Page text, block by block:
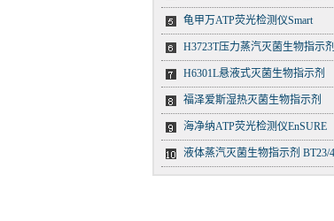
龟甲万ATP荧光检测仪Smart
H3723T压力蒸汽灭菌生物指示剂
H6301L悬液式灭菌生物指示剂
福泽爱斯湿热灭菌生物指示剂
海净纳ATP荧光检测仪EnSURE